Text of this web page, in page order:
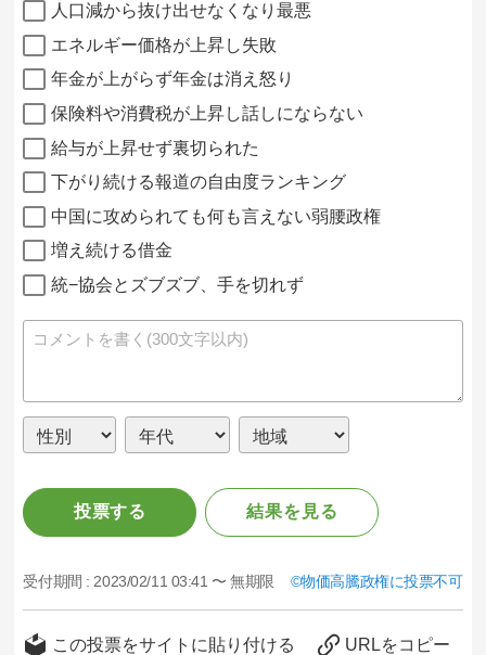
人口減から抜け出せなくなり最悪
エネルギー価格が上昇し失敗
年金が上がらず年金は消え怒り
保険料や消費税が上昇し話しにならない
給与が上昇せず裏切られた
下がり続ける報道の自由度ランキング
中国に攻められても何も言えない弱腰政権
増え続ける借金
統−協会とズブズブ、手を切れず
投票する 結果を見る
受付期間 : 2023/02/11 03:41 〜 無期限 物価高騰政権に投票不可
この投票をサイトに貼り付ける URLをコピー